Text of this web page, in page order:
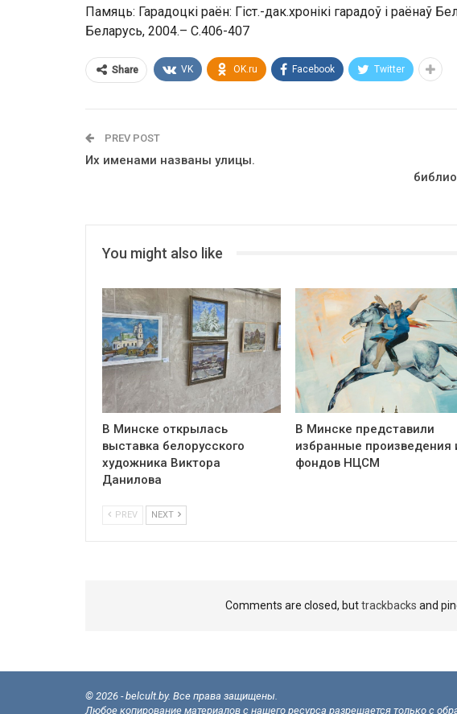
Памяць: Гарадоцкі раён: Гіст.-дак.хронікі гарадоў і раёнаў
Беларусь, 2004.– С.406-407
Share VK OK.ru Facebook Twitter
PREV POST
Их именами названы улицы.
You might also like
В Минске открылась
выставка белорусского
художника Виктора
Данилова
В Минске представили
избранные произведения
фондов НЦСМ
PREV NEXT
Comments are closed, buttrackbacks and
© 2026 - belcult.by. Все права защищены.
Любое копирование материалов с нашего ресурса разрешается только с